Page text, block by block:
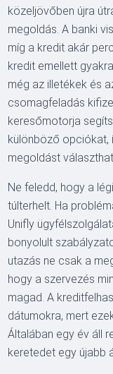
közeljövőben újra
megoldás. A banki
míg a kredit akár
kredit emellett
még az illetékek és
csomagfeladás
keresőmotorja
különböző opciókat,
megoldást
Ne feledd, hogy a
túlterhelt. Ha
Unifly
bonyolult
utazás ne csak a
hogy a szervezés
magad. A
dátumokra, mert
Általában egy év áll
keretedet egy újabb